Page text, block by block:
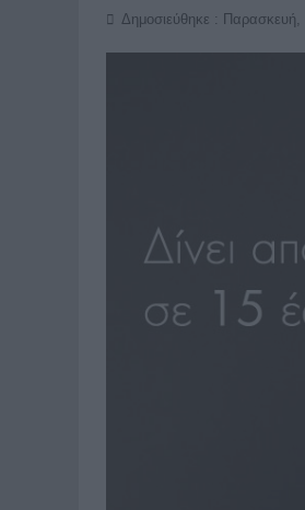
Δημοσιεύθηκε : Παρασκευή,